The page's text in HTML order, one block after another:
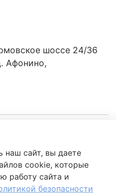
шоссе 24/36
Афонино,
наш сайт, вы даете
cookie, которые
работу сайта и
безопасности
обработки